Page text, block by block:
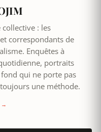
: les
correspondants de
Enquêtes à
portraits
qui ne porte pas
une méthode.
→